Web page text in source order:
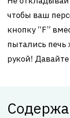
чтобы ваш
кнопку “F”
пытались печь
рукой!